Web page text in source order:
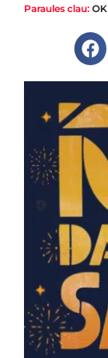
Paraules clau: